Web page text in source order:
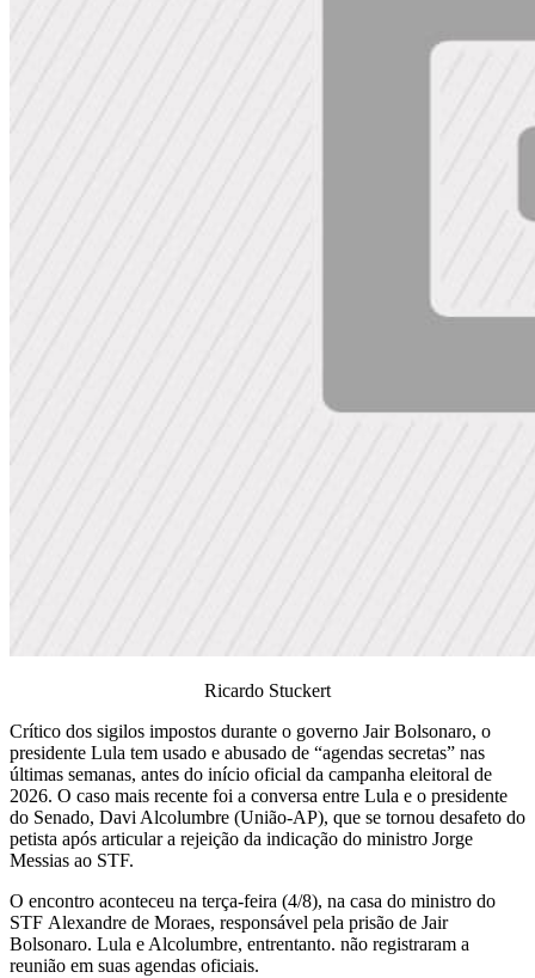
Ricardo Stuckert
Crítico dos sigilos impostos durante o governo Jair Bolsonaro, o
presidente Lula tem usado e abusado de “agendas secretas” nas
últimas semanas, antes do início oficial da campanha eleitoral de
2026. O caso mais recente foi a conversa entre Lula e o presidente
do Senado, Davi Alcolumbre (União-AP), que se tornou desafeto do
petista após articular a rejeição da indicação do ministro Jorge
Messias ao STF.
O encontro aconteceu na terça-feira (4/8), na casa do ministro do
STF Alexandre de Moraes, responsável pela prisão de Jair
Bolsonaro. Lula e Alcolumbre, entrentanto. não registraram a
reunião em suas agendas oficiais.